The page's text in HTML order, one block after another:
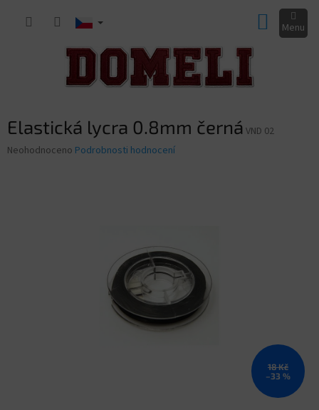
KOŠÍK
Elastická lycra 0.8mm černá VND 02
Průměrné
Neohodnoceno Podrobnosti hodnocení
18 Kč
–33 %